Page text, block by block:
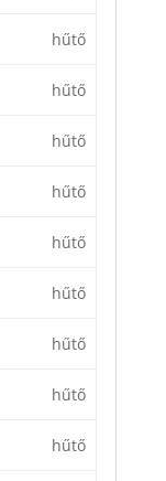
hűtő
hűtő
hűtő
hűtő
hűtő
hűtő
hűtő
hűtő
hűtő